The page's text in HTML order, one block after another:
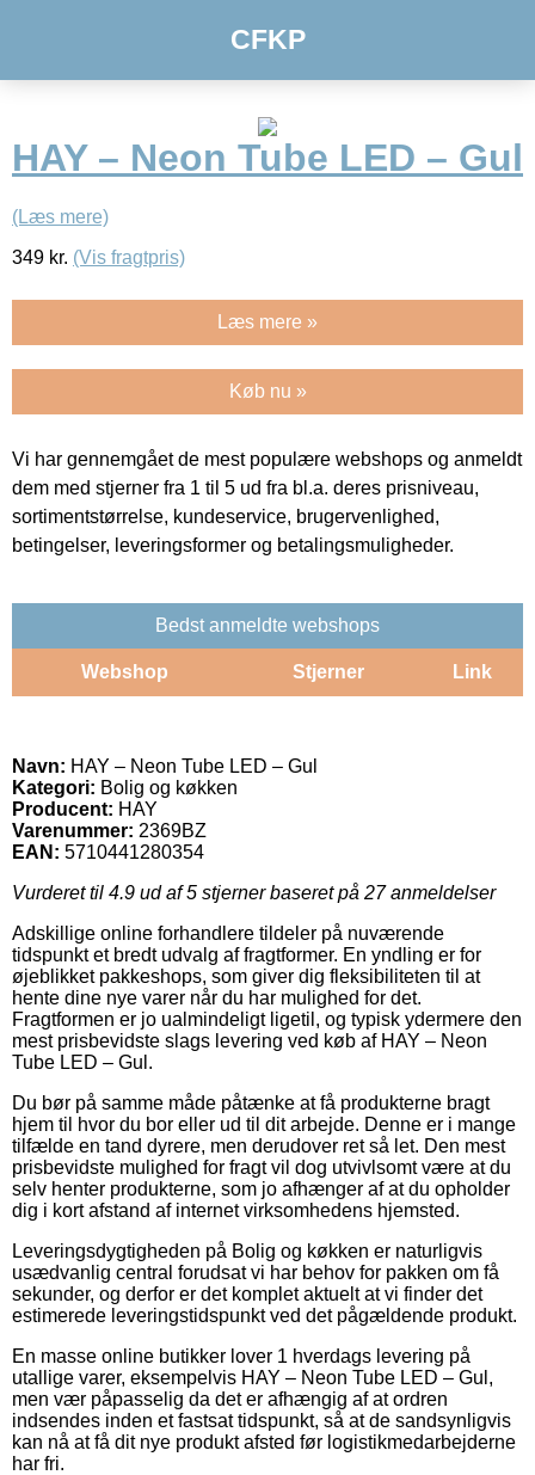
CFKP
HAY – Neon Tube LED – Gul
(Læs mere)
349 kr. (Vis fragtpris)
Læs mere »
Køb nu »
Vi har gennemgået de mest populære webshops og anmeldt
dem med stjerner fra 1 til 5 ud fra bl.a. deres prisniveau,
sortimentstørrelse, kundeservice, brugervenlighed,
betingelser, leveringsformer og betalingsmuligheder.
Bedst anmeldte webshops
Webshop Stjerner Link
Navn: HAY – Neon Tube LED – Gul
Kategori: Bolig og køkken
Producent: HAY
Varenummer: 2369BZ
EAN: 5710441280354
Vurderet til 4.9 ud af 5 stjerner baseret på 27anmeldelser
Adskillige online forhandlere tildeler på nuværende
tidspunkt et bredt udvalg af fragtformer. En yndling er for
øjeblikket pakkeshops, som giver dig fleksibiliteten til at
hente dine nye varer når du har mulighed for det.
Fragtformen er jo ualmindeligt ligetil, og typisk ydermere den
mest prisbevidste slags levering ved køb af HAY – Neon
Tube LED – Gul.
Du bør på samme måde påtænke at få produkterne bragt
hjem til hvor du bor eller ud til dit arbejde. Denne er i mange
tilfælde en tand dyrere, men derudover ret så let. Den mest
prisbevidste mulighed for fragt vil dog utvivlsomt være at du
selv henter produkterne, som jo afhænger af at du opholder
dig i kort afstand af internet virksomhedens hjemsted.
Leveringsdygtigheden på Bolig og køkken er naturligvis
usædvanlig central forudsat vi har behov for pakken om få
sekunder, og derfor er det komplet aktuelt at vi finder det
estimerede leveringstidspunkt ved det pågældende produkt.
En masse online butikker lover 1 hverdags levering på
utallige varer, eksempelvis HAY – Neon Tube LED – Gul,
men vær påpasselig da det er afhængig af at ordren
indsendes inden et fastsat tidspunkt, så at de sandsynligvis
kan nå at få dit nye produkt afsted før logistikmedarbejderne
har fri.